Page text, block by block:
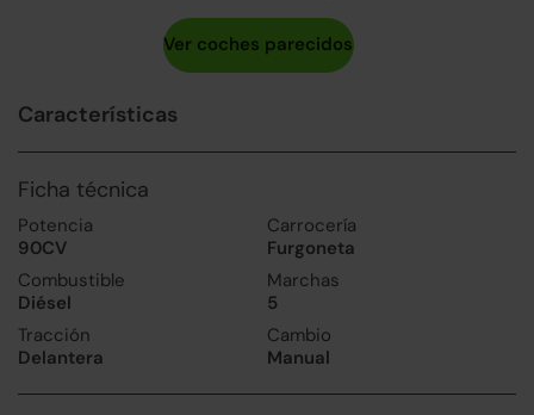
Características
Ficha técnica
Potencia
90CV
Carrocería
Furgoneta
Combustible
Diésel
Marchas
5
Tracción
Delantera
Cambio
Manual